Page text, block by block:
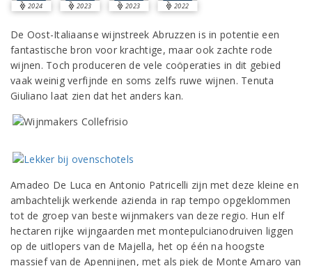
2024 2023 2023 2022
De Oost-Italiaanse wijnstreek Abruzzen is in potentie een
fantastische bron voor krachtige, maar ook zachte rode
wijnen. Toch produceren de vele coöperaties in dit gebied
vaak weinig verfijnde en soms zelfs ruwe wijnen. Tenuta
Giuliano laat zien dat het anders kan.
Amadeo De Luca en Antonio Patricelli zijn met deze kleine en
ambachtelijk werkende azienda in rap tempo opgeklommen
tot de groep van beste wijnmakers van deze regio. Hun elf
hectaren rijke wijngaarden met montepulcianodruiven liggen
op de uitlopers van de Majella, het op één na hoogste
massief van de Apennijnen, met als piek de Monte Amaro van